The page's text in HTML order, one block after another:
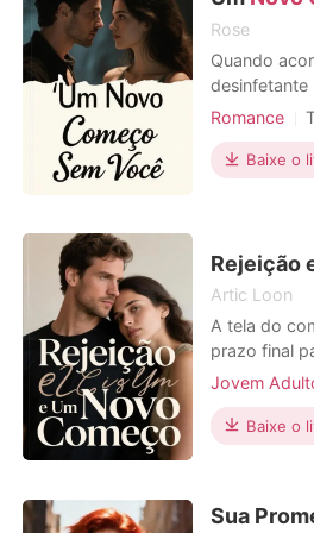
Lucia
Rose
Quando
desinfetante
da perda que
amor, tinha-se ido. A
que o Leo,
notícias na
Romance
Gravidez
Triangulo
Baixe o
Rejeição
Artic Loon
A tela do
prazo final
esgotava,
sonho. A foto de Sofia e Camila
sorrindo,
mentira. Com um clique abrupto,
Jovem
Vingança
Urbano
Baixe o
Sua